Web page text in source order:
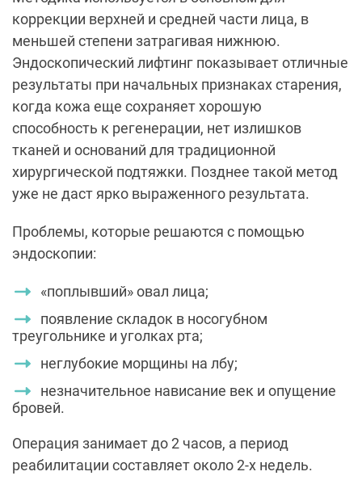
коррекции верхней и средней части лица, в
меньшей степени затрагивая нижнюю.
Эндоскопический лифтинг показывает отличные
результаты при начальных признаках старения,
когда кожа еще сохраняет хорошую
способность к регенерации, нет излишков
тканей и оснований для традиционной
хирургической подтяжки. Позднее такой метод
уже не даст ярко выраженного результата.
Проблемы, которые решаются с помощью
эндоскопии:
«поплывший» овал лица;
появление складок в носогубном
треугольнике и уголках рта;
неглубокие морщины на лбу;
незначительное нависание век и опущение
бровей.
Операция занимает до 2 часов, а период
реабилитации составляет около 2-х недель.